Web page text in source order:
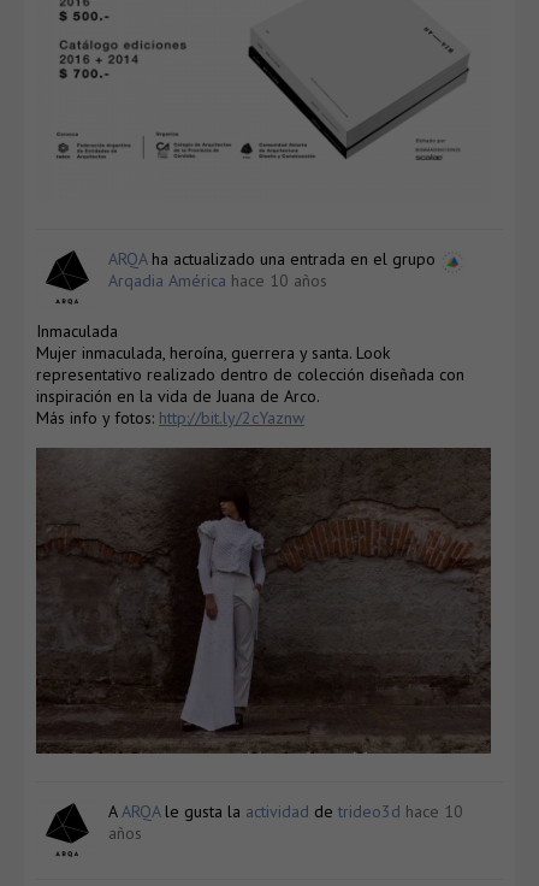
ARQAha actualizado una entrada en el grupo
Arqadia América hace 10 años
Inmaculada
Mujer inmaculada, heroína, guerrera y santa. Look
representativo realizado dentro de colección diseñada con
inspiración en la vida de Juana de Arco.
Más info y fotos: http://bit.ly/2cYaznw
AARQAle gusta la actividad de trideo3d hace 10
años